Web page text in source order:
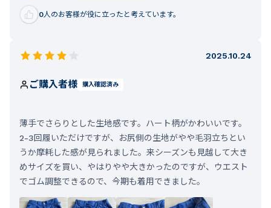
0人のお客様が役に立ったと考えています。
2025.10.24
ご購入者様 購入確認済み
薄手でさらりとした生地感です。ハート柄がかわいいです。
2-3回履いただけですが、お尻側の生地がやや毛羽立ちとい
うか摩耗した感が見られました。来シーズンも見越して大き
めサイズを買い、やはりやや大きかったのですが、ウエスト
でゴム調整できるので、今期も着用できました。